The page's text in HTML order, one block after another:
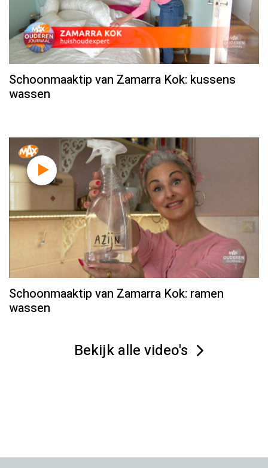
Schoonmaaktip van Zamarra Kok: kussens
wassen
Schoonmaaktip van Zamarra Kok: ramen
wassen
Bekijk alle video's